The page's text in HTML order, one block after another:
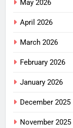
May 2026
April 2026
March 2026
February 2026
January 2026
December 2025
November 2025